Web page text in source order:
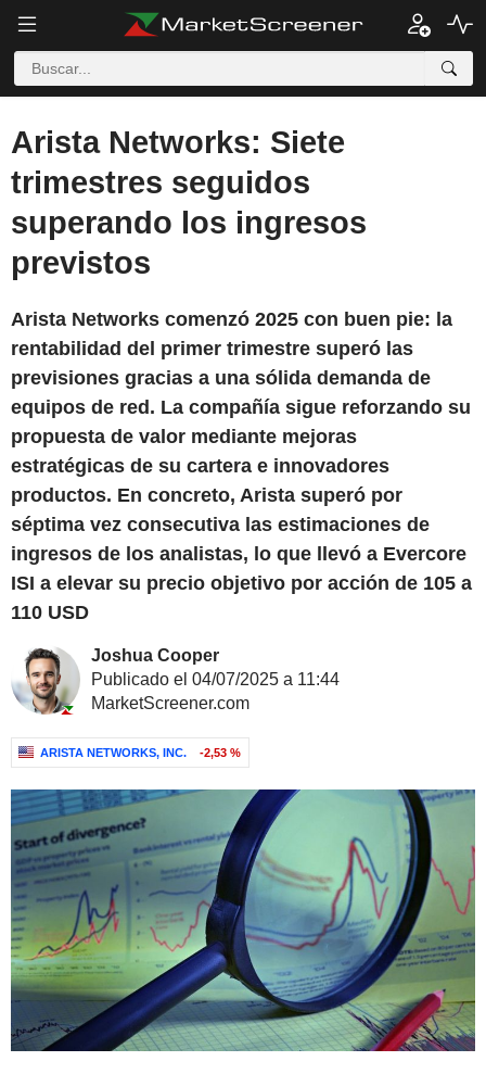
Arista Networks: Siete
trimestres seguidos
superando los ingresos
previstos
Arista Networks comenzó 2025 con buen pie: la
rentabilidad del primer trimestre superó las
previsiones gracias a una sólida demanda de
equipos de red. La compañía sigue reforzando su
propuesta de valor mediante mejoras
estratégicas de su cartera e innovadores
productos. En concreto, Arista superó por
séptima vez consecutiva las estimaciones de
ingresos de los analistas, lo que llevó a Evercore
ISI a elevar su precio objetivo por acción de 105 a
110 USD
Joshua Cooper
Publicado el 04/07/2025 a 11:44
MarketScreener.com
ARISTA NETWORKS, INC. -2,53 %